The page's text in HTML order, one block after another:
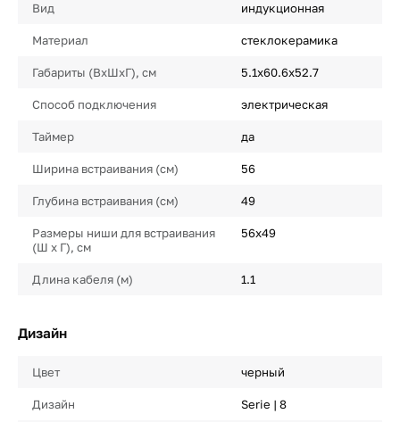
Вид индукционная
Материал стеклокерамика
Габариты (ВхШхГ), см 5.1х60.6х52.7
Способ подключения электрическая
Таймер да
Ширина встраивания (см) 56
Глубина встраивания (см) 49
Размеры ниши для встраивания
(Ш х Г), см
56х49
Длина кабеля (м) 1.1
Дизайн
Цвет черный
Дизайн Serie | 8